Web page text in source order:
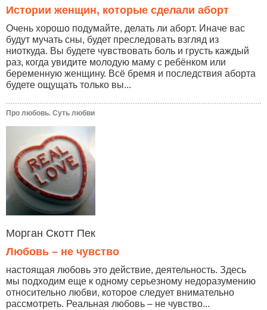
Истории женщин, которые сделали аборт
Очень хорошо подумайте, делать ли аборт. Иначе вас
будут мучать сны, будет преследовать взгляд из
ниоткуда. Вы будете чувствовать боль и грусть каждый
раз, когда увидите молодую маму с ребёнком или
беременную женщину. Всё бремя и последствия аборта
будете ощущать только вы...
Про любовь. Суть любви
Морган Скотт Пек
Любовь – не чувство
настоящая любовь это действие, деятельность. Здесь
мы подходим еще к одному серьезному недоразумению
относительно любви, которое следует внимательно
рассмотреть. Реальная любовь – не чувство...